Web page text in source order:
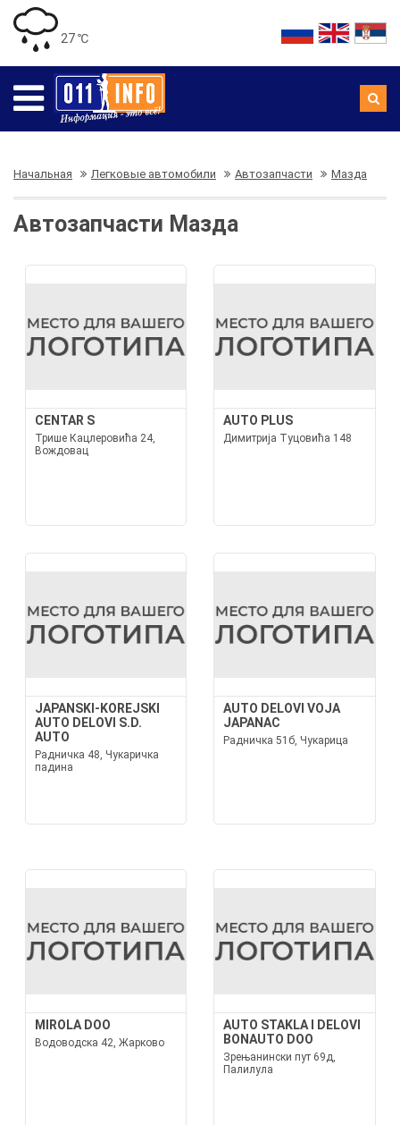
27 ℃
Начальная Легковые автомобили Автозапчасти Мазда
Автозапчасти Мазда
CENTAR S
Трише Кацлеровића 24,
Вождовац
AUTO PLUS
Димитрија Туцовића 148
JAPANSKI-KOREJSKI
AUTO DELOVI S.D.
AUTO
Радничка 48, Чукаричка
падина
AUTO DELOVI VOJA
JAPANAC
Радничка 51б, Чукарица
MIROLA DOO
Водоводска 42, Жарково
AUTO STAKLA I DELOVI
BONAUTO DOO
Зрењанински пут 69д,
Палилула